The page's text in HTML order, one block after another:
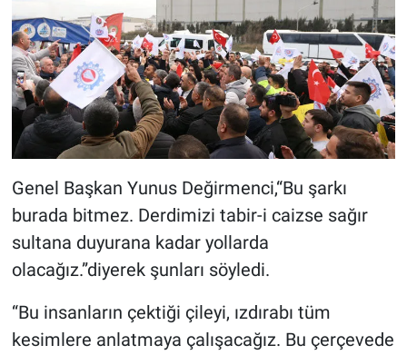
Genel Başkan Yunus Değirmenci,“Bu şarkı
burada bitmez. Derdimizi tabir-i caizse sağır
sultana duyurana kadar yollarda
olacağız.”diyerek şunları söyledi.
“Bu insanların çektiği çileyi, ızdırabı tüm
kesimlere anlatmaya çalışacağız. Bu çerçevede